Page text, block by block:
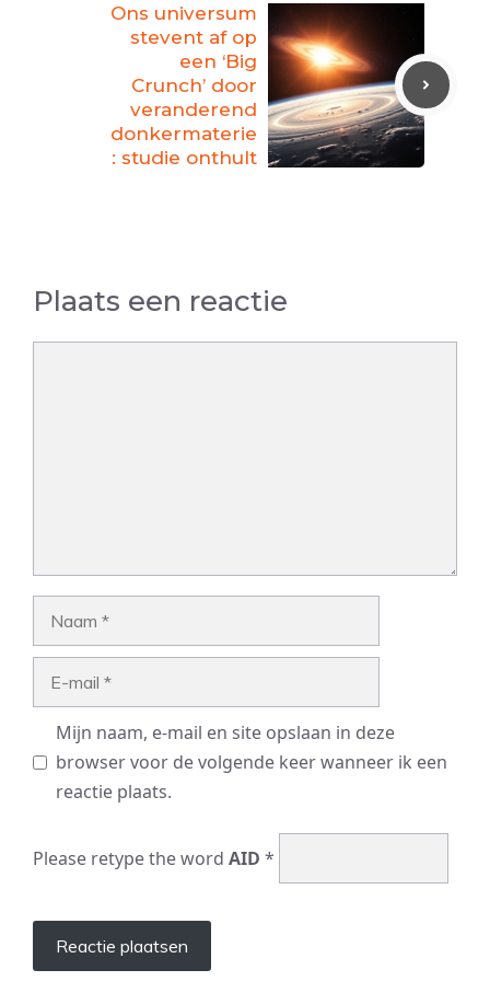
Ons universum
stevent af op
een ‘Big
Crunch’ door
veranderend
donkermaterie
: studie onthult
Plaats een reactie
Mijn naam, e-mail en site opslaan in deze
browser voor de volgende keer wanneer ik een
reactie plaats.
Please retype the word AID *